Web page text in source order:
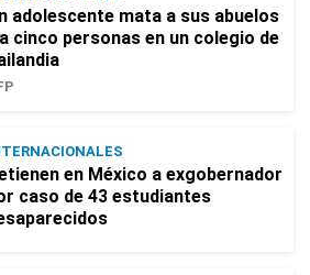
adolescente mata a sus abuelos
cinco personas en un colegio de
en México a exgobernador
caso de 43 estudiantes